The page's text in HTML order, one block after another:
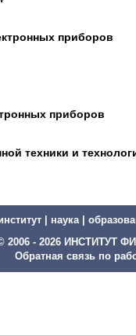
приборов
приборов
техники и
наука|
2006 - 2026 ИНСТИТУТ
Обратная связь по